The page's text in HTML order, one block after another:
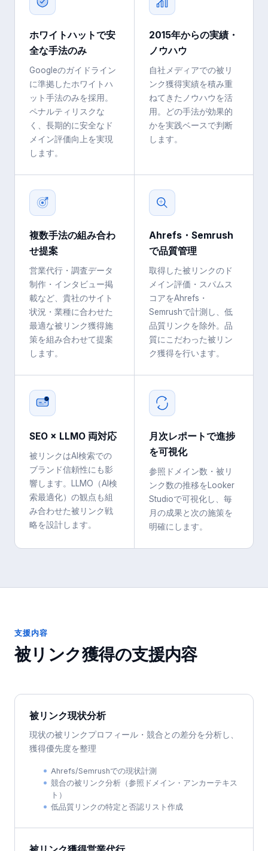
ホワイトハットで安
全な手法のみ
Googleのガイドライン
に準拠したホワイトハ
ット手法のみを採用。
ペナルティリスクな
く、長期的に安全なド
メイン評価向上を実現
します。
2015年からの実績・
ノウハウ
自社メディアでの被リ
ンク獲得実績を積み重
ねてきたノウハウを活
用。どの手法が効果的
かを実践ベースで判断
します。
複数手法の組み合わ
せ提案
営業代行・調査データ
制作・インタビュー掲
載など、貴社のサイト
状況・業種に合わせた
最適な被リンク獲得施
策を組み合わせて提案
します。
Ahrefs・Semrush
で品質管理
取得した被リンクのド
メイン評価・スパムス
コアをAhrefs・
Semrushで計測し、低
品質リンクを除外。品
質にこだわった被リン
ク獲得を行います。
SEO × LLMO 両対応
被リンクはAI検索での
ブランド信頼性にも影
響します。LLMO（AI検
索最適化）の観点も組
み合わせた被リンク戦
略を設計します。
月次レポートで進捗
を可視化
参照ドメイン数・被リ
ンク数の推移をLooker
Studioで可視化し、毎
月の成果と次の施策を
明確にします。
支援内容
被リンク獲得の支援内容
被リンク現状分析
現状の被リンクプロフィール・競合との差分を分析し、
獲得優先度を整理
Ahrefs/Semrushでの現状計測
競合の被リンク分析（参照ドメイン・アンカーテキス
ト）
低品質リンクの特定と否認リスト作成